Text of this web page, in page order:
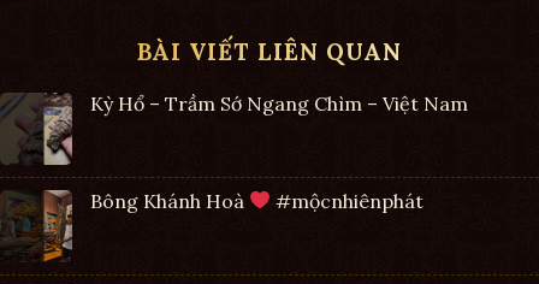
BÀI VIẾT LIÊN QUAN
Kỳ Hổ – Trầm Sớ Ngang Chìm – Việt Nam
Bông Khánh Hoà #mộcnhiênphát